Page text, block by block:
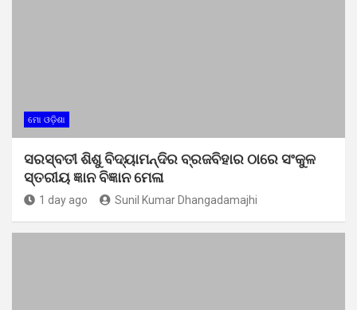
ମୋ ଓଡ଼ିଶା
ସରସ୍ବତୀ ଶିଶୁ ବିଦ୍ୟାମନ୍ଦିର ବ୍ରଜବିହାର ଠାରେ ସଂକୁଳ
ସ୍ତରୀୟ ଜ୍ଞାନ ବିଜ୍ଞାନ ମେଳା
1 day ago Sunil Kumar Dhangadamajhi